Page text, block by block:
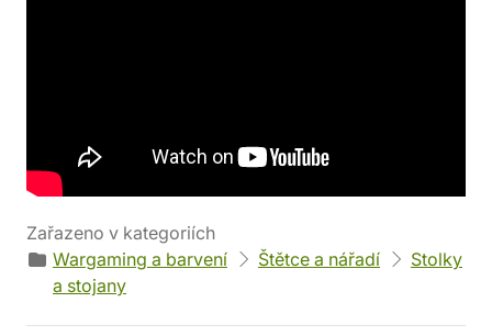
Kód produktu
33433
Zařazeno v kategoriích
Wargaming a barvení
Štětce a nářadí
Stolky
a stojany